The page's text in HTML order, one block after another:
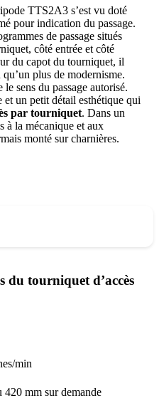
TTS2A3 s’est vu doté
pour indication du passage.
de passage situés
côté entrée et côté
du capot du tourniquet, il
plus de modernisme.
sens du passage autorisé.
un petit détail esthétique qui
par tourniquet. Dans un
à la mécanique et aux
monté sur charnières.
du tourniquet d’accès
min
420 mm sur demande